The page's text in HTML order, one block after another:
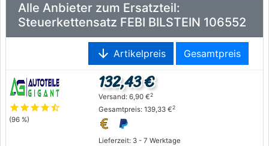
Alle Anbieter zum Ersatzteil:
Steuerkettensatz FEBI BILSTEIN 106552
arrow_downward Artikelpreis Gesamtpreis
starstarstarstarstar_half
(96 %)
Lieferzeit: 3 - 7 Werktage
132,43 €
Versand: 6,90 €2
Gesamtpreis: 139,33 €2